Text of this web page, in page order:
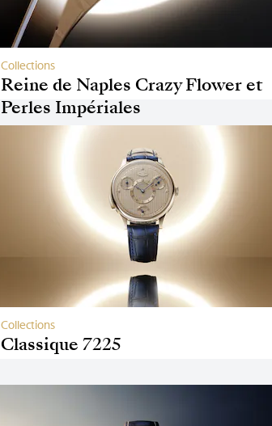
Reine de Naples Crazy Flower et
Perles Impériales
Collections
Classique 7225
Collections